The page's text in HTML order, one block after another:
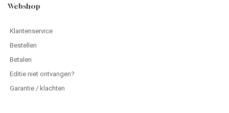
Webshop
Klantenservice
Bestellen
Betalen
Editie niet ontvangen?
Garantie / klachten